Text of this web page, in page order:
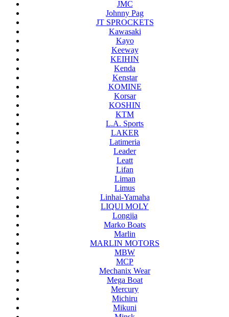
JMC
Johnny Pag
JT SPROCKETS
Kawasaki
Kayo
Keeway
KEIHIN
Kenda
Kenstar
KOMINE
Korsar
KOSHIN
KTM
L.A. Sports
LAKER
Latimeria
Leader
Leatt
Lifan
Liman
Limus
Linhai-Yamaha
LIQUI MOLY
Longjia
Marko Boats
Marlin
MARLIN MOTORS
MBW
MCP
Mechanix Wear
Mega Boat
Mercury
Michiru
Mikuni